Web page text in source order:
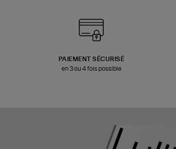
PAIEMENT SÉCURISÉ
en 3 ou 4 fois possible